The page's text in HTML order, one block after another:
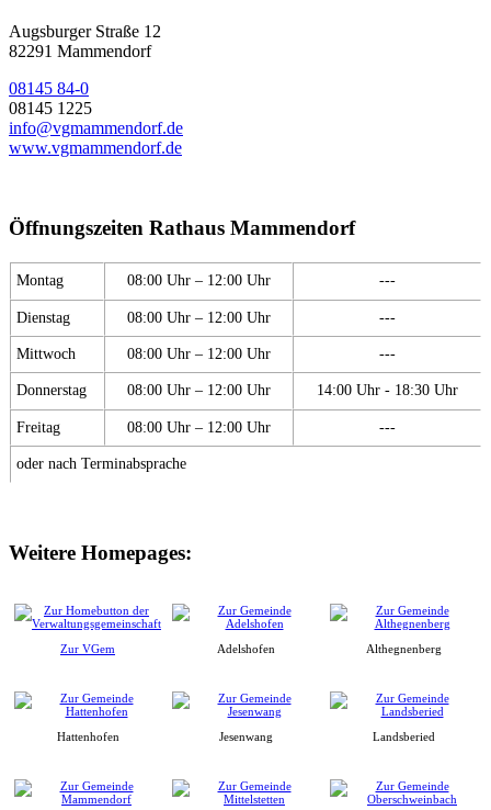
Augsburger Straße 12
82291 Mammendorf
08145 84-0
08145 1225
info@vgmammendorf.de
www.vgmammendorf.de
Öffnungszeiten Rathaus Mammendorf
Montag 08:00 Uhr – 12:00 Uhr ---
Dienstag 08:00 Uhr – 12:00 Uhr ---
Mittwoch 08:00 Uhr – 12:00 Uhr ---
Donnerstag 08:00 Uhr – 12:00 Uhr 14:00 Uhr - 18:30 Uhr
Freitag 08:00 Uhr – 12:00 Uhr ---
oder nach Terminabsprache
Weitere Homepages:
Zur VGem Adelshofen Althegnenberg
Hattenhofen Jesenwang Landsberied